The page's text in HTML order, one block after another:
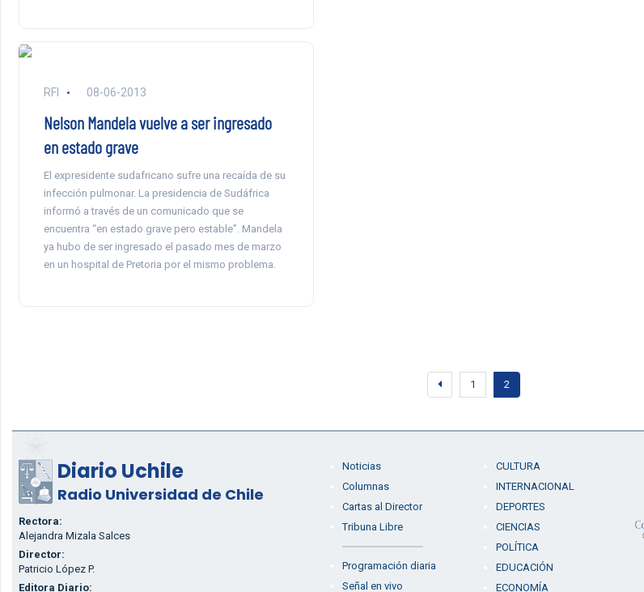
RFI 08-06-2013
Nelson Mandela vuelve a ser ingresado
en estado grave
El expresidente sudafricano sufre una recaída de su
infección pulmonar. La presidencia de Sudáfrica
informó a través de un comunicado que se
encuentra “en estado grave pero estable”. Mandela
ya hubo de ser ingresado el pasado mes de marzo
en un hospital de Pretoria por el mismo problema.
1 2
Diario Uchile
Radio Universidad de Chile
Rectora:
Alejandra Mizala Salces
Director:
Patricio López P.
Editora Diario:
Noticias
Columnas
Cartas al Director
Tribuna Libre
Programación diaria
Señal en vivo
CULTURA
INTERNACIONAL
DEPORTES
CIENCIAS
POLÍTICA
EDUCACIÓN
ECONOMÍA